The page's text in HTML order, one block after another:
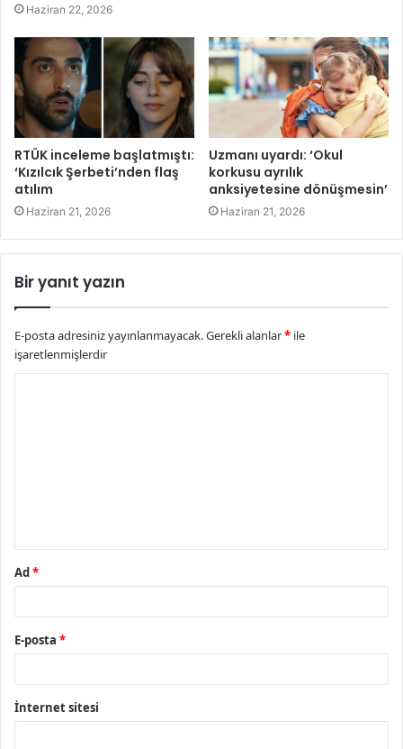
Haziran 22, 2026
RTÜK inceleme başlatmıştı:
‘Kızılcık Şerbeti’nden flaş
atılım
Haziran 21, 2026
Uzmanı uyardı: ‘Okul
korkusu ayrılık
anksiyetesine dönüşmesin’
Haziran 21, 2026
Bir yanıt yazın
E-posta adresiniz yayınlanmayacak.Gerekli alanlar* ile
işaretlenmişlerdir
Ad *
E-posta *
İnternet sitesi